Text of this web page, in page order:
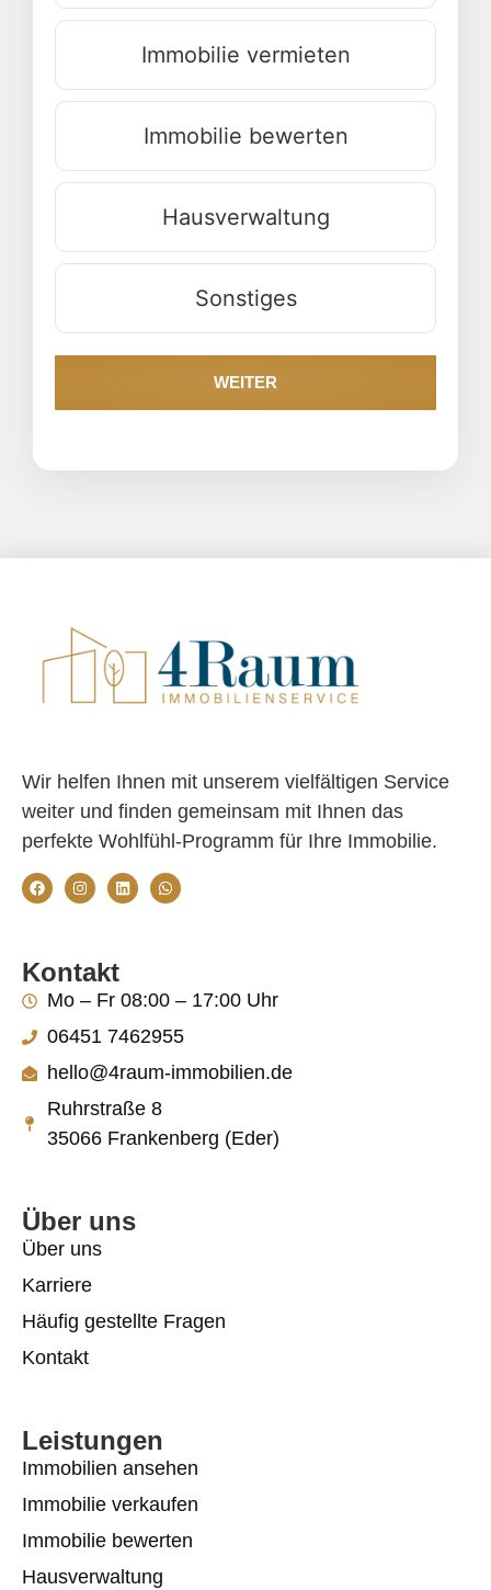
Immobilie vermieten
Immobilie bewerten
Hausverwaltung
Sonstiges
WEITER
Wir helfen Ihnen mit unserem vielfältigen Service
weiter und finden gemeinsam mit Ihnen das
perfekte Wohlfühl-Programm für Ihre Immobilie.
Kontakt
Mo – Fr 08:00 – 17:00 Uhr
06451 7462955
hello@4raum-immobilien.de
Ruhrstraße 8
35066 Frankenberg (Eder)
Über uns
Über uns
Karriere
Häufig gestellte Fragen
Kontakt
Leistungen
Immobilien ansehen
Immobilie verkaufen
Immobilie bewerten
Hausverwaltung